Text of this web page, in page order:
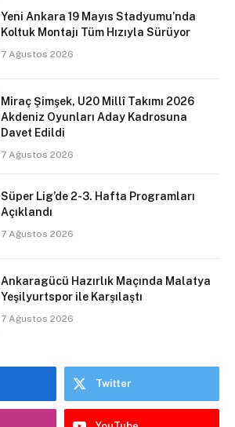
Yeni Ankara 19 Mayıs Stadyumu’nda
Koltuk Montajı Tüm Hızıyla Sürüyor
7 Ağustos 2026
Miraç Şimşek, U20 Millî Takımı 2026
Akdeniz Oyunları Aday Kadrosuna
Davet Edildi
7 Ağustos 2026
Süper Lig’de 2-3. Hafta Programları
Açıklandı
7 Ağustos 2026
Ankaragücü Hazırlık Maçında Malatya
Yeşilyurtspor ile Karşılaştı
7 Ağustos 2026
Twitter